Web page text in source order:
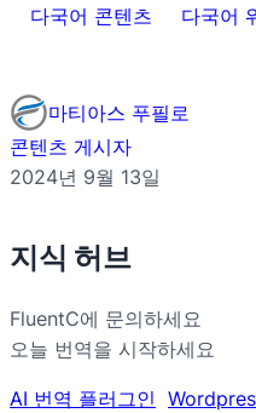
다국어 콘텐츠
다국어
마티아스 푸필로
콘텐츠 게시자
2024년 9월 13일
지식 허브
FluentC에 문의하세요
오늘 번역을 시작하세요
AI 번역 플러그인